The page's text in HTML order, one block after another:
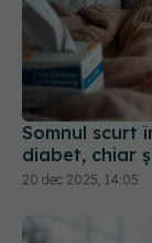
Somnul scurt
diabet, chiar
20 dec 2025, 14:05